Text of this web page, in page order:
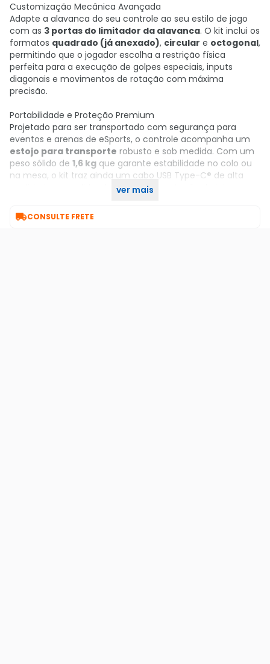
Customização Mecânica Avançada
Adapte a alavanca do seu controle ao seu estilo de jogo
com as 3 portas do limitador da alavanca. O kit inclui os
formatos quadrado (já anexado), circular e octogonal,
permitindo que o jogador escolha a restrição física
perfeita para a execução de golpes especiais, inputs
diagonais e movimentos de rotação com máxima
precisão.
Portabilidade e Proteção Premium
Projetado para ser transportado com segurança para
eventos e arenas de eSports, o controle acompanha um
estojo para transporte robusto e sob medida. Com um
peso sólido de 1,6 kg que garante estabilidade no colo ou
na mesa, o kit traz ainda um cabo USB Type-C® de alta
qualidade, consolidando-se como a estação de luta
ver mais
CONSULTE FRETE